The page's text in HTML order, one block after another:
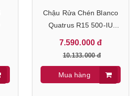
Chậu Rửa Chén Blanco
Quatrus R15 500-IU
570.27.159
7.590.000 đ
10.133.000 đ
Mua hàng